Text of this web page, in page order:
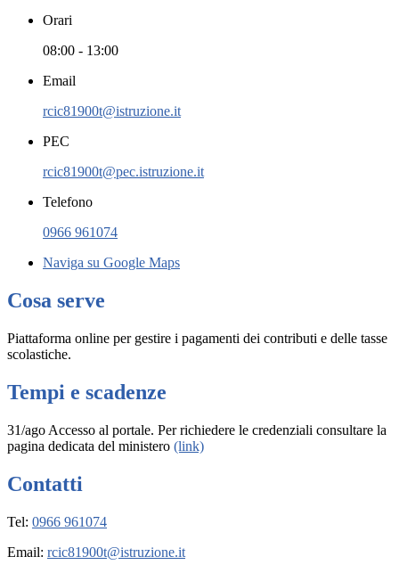
Orari
08:00 - 13:00
Email
rcic81900t@istruzione.it
PEC
rcic81900t@pec.istruzione.it
Telefono
0966 961074
Naviga su Google Maps
Cosa serve
Piattaforma online per gestire i pagamenti dei contributi e delle tasse
scolastiche.
Tempi e scadenze
31/ago Accesso al portale. Per richiedere le credenziali consultare la
pagina dedicata del ministero (link)
Contatti
Tel: 0966 961074
Email: rcic81900t@istruzione.it